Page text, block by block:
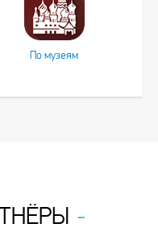
По музеям